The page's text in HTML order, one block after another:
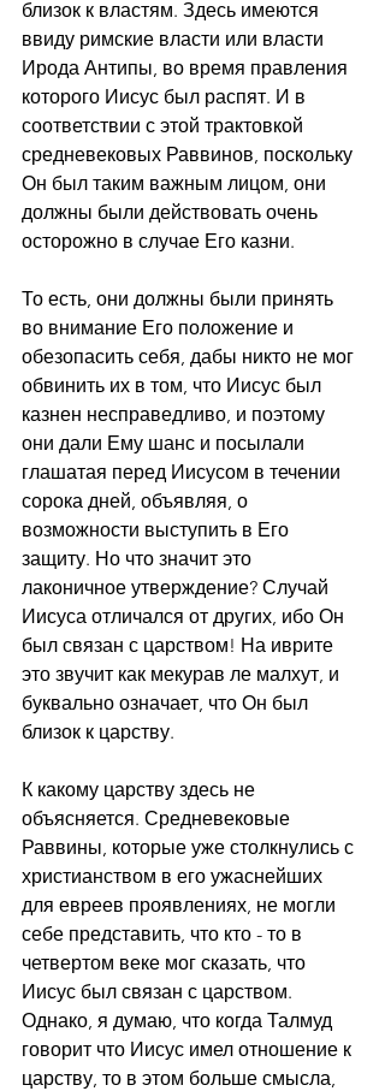
близок к властям. Здесь имеются
ввиду римские власти или власти
Ирода Антипы, во время правления
которого Иисус был распят. И в
соответствии с этой трактовкой
средневековых Раввинов, поскольку
Он был таким важным лицом, они
должны были действовать очень
осторожно в случае Его казни.
То есть, они должны были принять
во внимание Его положение и
обезопасить себя, дабы никто не мог
обвинить их в том, что Иисус был
казнен несправедливо, и поэтому
они дали Ему шанс и посылали
глашатая перед Иисусом в течении
сорока дней, объявляя, о
возможности выступить в Его
защиту. Но что значит это
лаконичное утверждение? Случай
Иисуса отличался от других, ибо Он
был связан с царством! На иврите
это звучит как мекурав ле малхут, и
буквально означает, что Он был
близок к царству.
К какому царству здесь не
объясняется. Средневековые
Раввины, которые уже столкнулись с
христианством в его ужаснейших
для евреев проявлениях, не могли
себе представить, что кто - то в
четвертом веке мог сказать, что
Иисус был связан с царством.
Однако, я думаю, что когда Талмуд
говорит что Иисус имел отношение к
царству, то в этом больше смысла,